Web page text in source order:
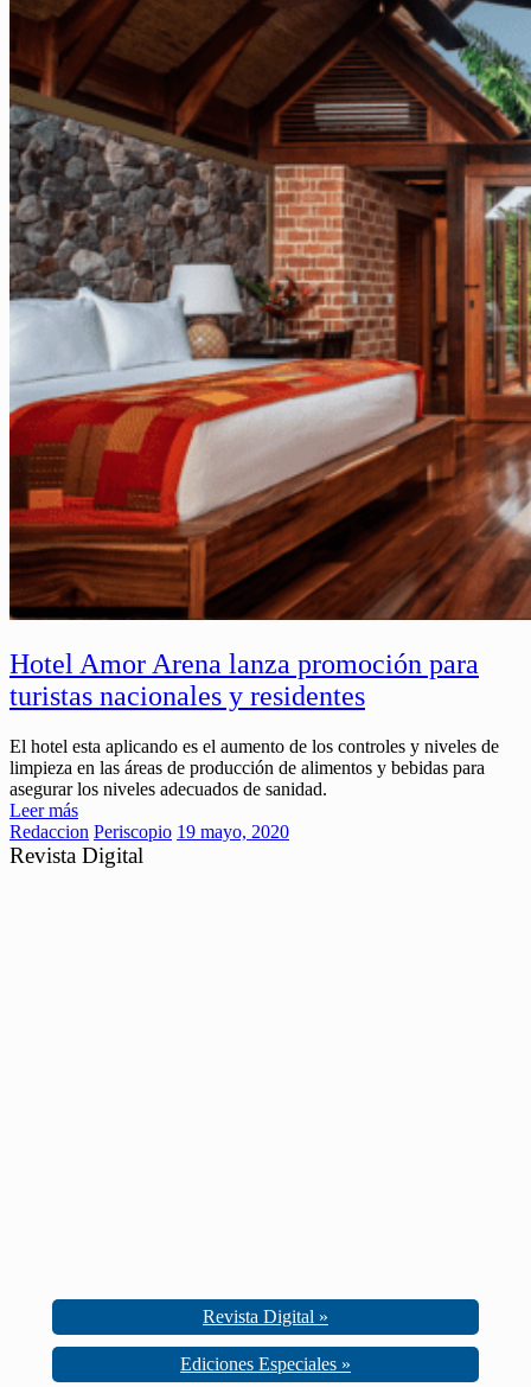
Hotel Amor Arena lanza promoción para
turistas nacionales y residentes
El hotel esta aplicando es el aumento de los controles y niveles de
limpieza en las áreas de producción de alimentos y bebidas para
asegurar los niveles adecuados de sanidad.
Leer más
Redaccion Periscopio 19 mayo, 2020
Revista Digital
Revista Digital »
Ediciones Especiales »